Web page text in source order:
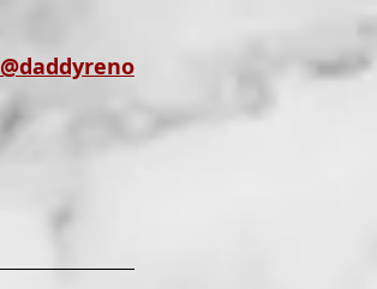
@daddyreno